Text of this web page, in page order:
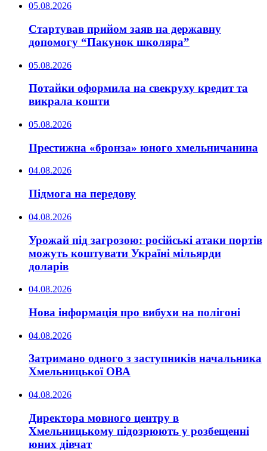
05.08.2026
Стартував прийом заяв на державну
допомогу “Пакунок школяра”
05.08.2026
Потайки оформила на свекруху кредит та
викрала кошти
05.08.2026
Престижна «бронза» юного хмельничанина
04.08.2026
Підмога на передову
04.08.2026
Урожай під загрозою: російські атаки портів
можуть коштувати Україні мільярди
доларів
04.08.2026
Нова інформація про вибухи на полігоні
04.08.2026
Затримано одного з заступників начальника
Хмельницької ОВА
04.08.2026
Директора мовного центру в
Хмельницькому підозрюють у розбещенні
юних дівчат